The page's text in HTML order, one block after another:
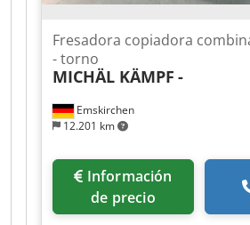
Emskirchen
12.201 km
Fresadora copiadora
- torno
MICHÄL KÄMPF -
de precio